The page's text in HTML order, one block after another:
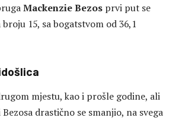
Mackenzie Bezos prvi put se
15, sa bogatstvom od 36,1
mjestu, kao i prošle godine, ali
drastično se smanjio, na svega